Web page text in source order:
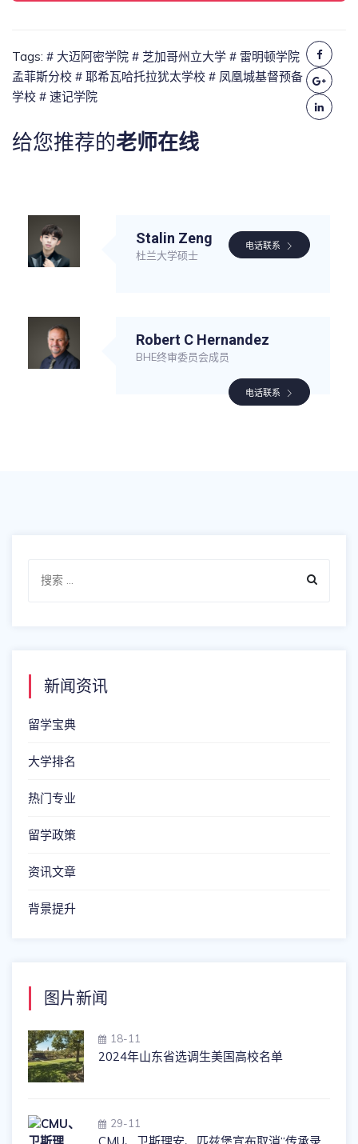
Tags: # 大迈阿密学院 # 芝加哥州立大学 # 雷明顿学院
孟菲斯分校 # 耶希瓦哈托拉犹太学校 # 凤凰城基督预备
学校 # 速记学院
给您推荐的老师在线
Stalin Zeng
杜兰大学硕士
电话联系
Robert C Hernandez
BHE终审委员会成员
电话联系
新闻资讯
留学宝典
大学排名
热门专业
留学政策
资讯文章
背景提升
图片新闻
18-11
2024年山东省选调生美国高校名单
29-11